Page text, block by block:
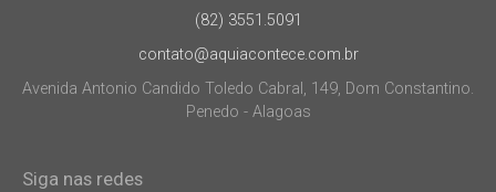
(82) 3551.5091
contato@aquiacontece.com.br
Avenida Antonio Candido Toledo Cabral, 149, Dom Constantino.
Penedo - Alagoas
Siga nas redes